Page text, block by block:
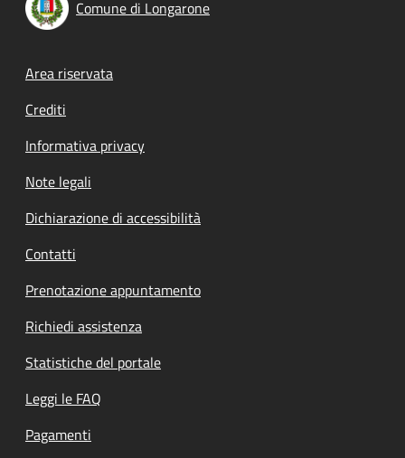
Comune di Longarone
Footer menu
Area riservata
Crediti
Informativa privacy
Note legali
Dichiarazione di accessibilità
Contatti
Prenotazione appuntamento
Richiedi assistenza
Statistiche del portale
Leggi le FAQ
Pagamenti